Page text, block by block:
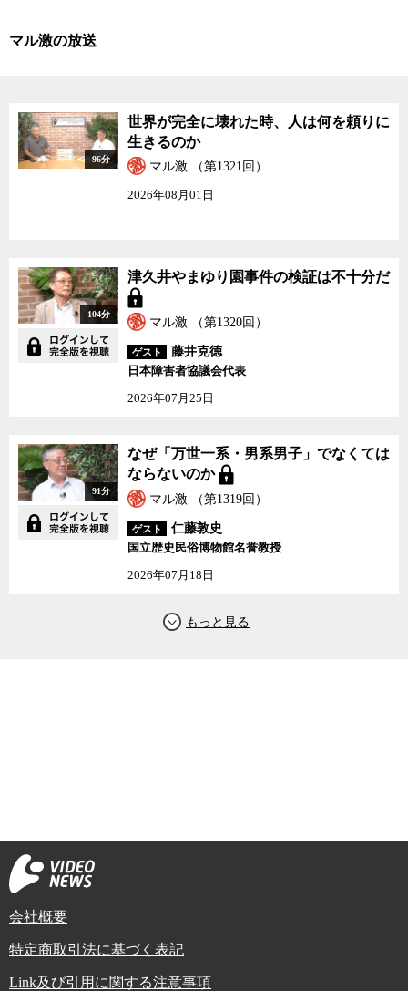
マル激の放送
96分
世界が完全に壊れた時、人は何を頼りに
生きるのか
マル激 （第1321回）
2026年08月01日
104分
津久井やまゆり園事件の検証は不十分だ
マル激 （第1320回）
ゲスト
藤井克徳
日本障害者協議会代表
2026年07月25日
91分
なぜ「万世一系・男系男子」でなくては
ならないのか
マル激 （第1319回）
ゲスト
仁藤敦史
国立歴史民俗博物館名誉教授
2026年07月18日
会社概要
特定商取引法に基づく表記
Link及び引用に関する注意事項